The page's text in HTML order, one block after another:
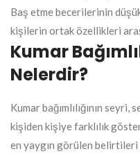
Baş etme becerilerinin düşük
kişilerin ortak özellikleri
Kumar
Nelerdir?
Kumar bağımlılığının seyri,
kişiden kişiye farklılık
en yaygın görülen belirtileri